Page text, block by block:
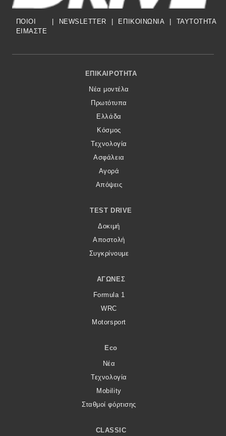
ΠΟΙΟΙ
ΕΙΜΑΣΤΕ
NEWSLETTER ΕΠΙΚΟΙΝΩΝΙΑ TAYTOTHTA
Footer Menu
ΕΠΙΚΑΙΡΌΤΗΤΑ
Νέα μοντέλα
Πρωτότυπα
Ελλάδα
Κόσμος
Τεχνολογία
Ασφάλεια
Αγορά
Απόψεις
TEST DRIVE
Δοκιμή
Αποστολή
Συγκρίνουμε
ΑΓΏΝΕΣ
Formula 1
WRC
Motorsport
Eco
Νέα
Τεχνολογία
Mobility
Σταθμοί φόρτισης
CLASSIC